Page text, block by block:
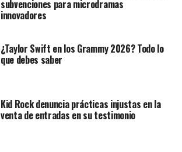
subvenciones para microdramas
innovadores
¿Taylor Swift en los Grammy 2026? Todo lo
que debes saber
Kid Rock denuncia prácticas injustas en la
venta de entradas en su testimonio